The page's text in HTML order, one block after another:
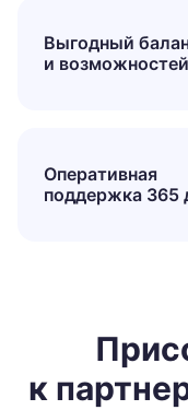
Выгодный
и возможностей
Оперативная
поддержка 365
к